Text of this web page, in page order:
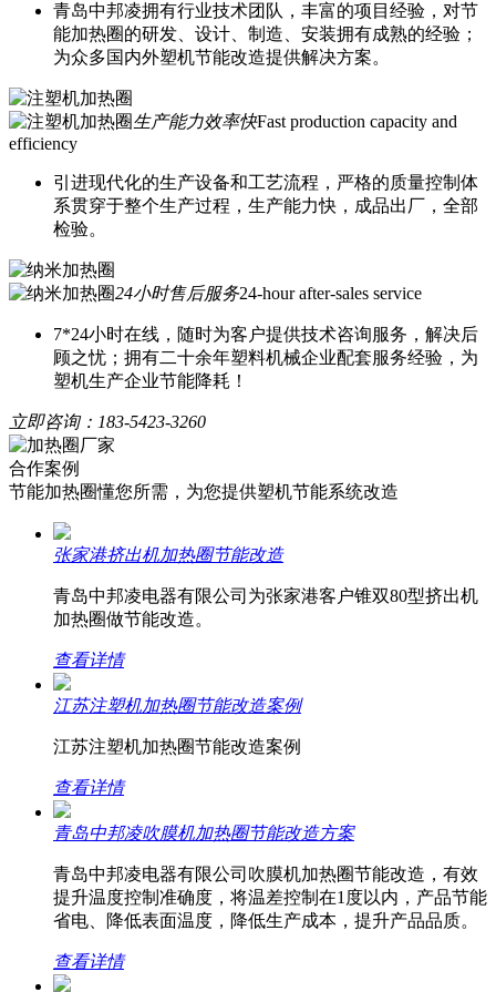
青岛中邦凌拥有行业技术团队，丰富的项目经验，对节
能加热圈的研发、设计、制造、安装拥有成熟的经验；
为众多国内外塑机节能改造提供解决方案。
生产能力效率快Fast production capacity and
efficiency
引进现代化的生产设备和工艺流程，严格的质量控制体
系贯穿于整个生产过程，生产能力快，成品出厂，全部
检验。
24小时售后服务24-hour after-sales service
7*24小时在线，随时为客户提供技术咨询服务，解决后
顾之忧；拥有二十余年塑料机械企业配套服务经验，为
塑机生产企业节能降耗！
立即咨询： 183-5423-3260
合作案例
节能加热圈懂您所需，为您提供塑机节能系统改造
张家港挤出机加热圈节能改造
青岛中邦凌电器有限公司为张家港客户锥双80型挤出机
加热圈做节能改造。
查看详情
江苏注塑机加热圈节能改造案例
江苏注塑机加热圈节能改造案例
查看详情
青岛中邦凌吹膜机加热圈节能改造方案
青岛中邦凌电器有限公司吹膜机加热圈节能改造，有效
提升温度控制准确度，将温差控制在1度以内，产品节能
省电、降低表面温度，降低生产成本，提升产品品质。
查看详情